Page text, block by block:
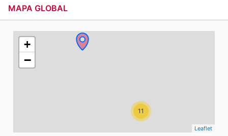
MAPA GLOBAL
El següent element és un mapa que presenta els
11
+
−
Leaflet